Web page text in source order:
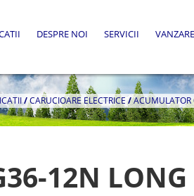
DESPRE NOI SERVICII VANZARE
/CARUCIOARE ELECTRICE/
12N LONG